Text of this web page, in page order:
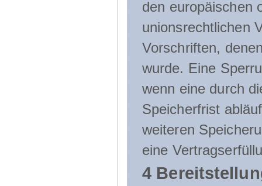
den europäischen
unionsrechtlichen
Vorschriften,
wurde. Eine
wenn eine durch
Speicherfrist
weiteren
eine
4